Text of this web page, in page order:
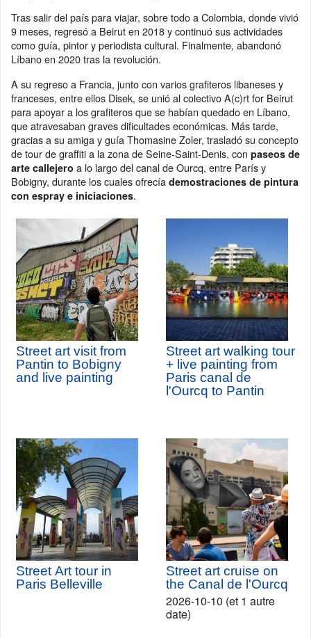
Tras salir del país para viajar, sobre todo a Colombia, donde vivió
9 meses, regresó a Beirut en 2018 y continuó sus actividades
como guía, pintor y periodista cultural. Finalmente, abandonó
Líbano en 2020 tras la revolución.
A su regreso a Francia, junto con varios grafiteros libaneses y
franceses, entre ellos Disek, se unió al colectivo A(c)rt for Beirut
para apoyar a los grafiteros que se habían quedado en Líbano,
que atravesaban graves dificultades económicas. Más tarde,
gracias a su amiga y guía Thomasine Zoler, trasladó su concepto
de tour de graffiti a la zona de Seine-Saint-Denis, con paseos de
arte callejero a lo largo del canal de Ourcq, entre París y
Bobigny, durante los cuales ofrecía demostraciones de pintura
con espray e iniciaciones.
Street art visit from
Pantin to Bobigny
and live painting
Street art walking tour
+ live painting from
Paris canal de
l'Ourcq to Pantin
Street Art tour in
Paris Belleville
Street art cruise on
the Canal de l'Ourcq
2026-10-10 (et 1 autre
date)